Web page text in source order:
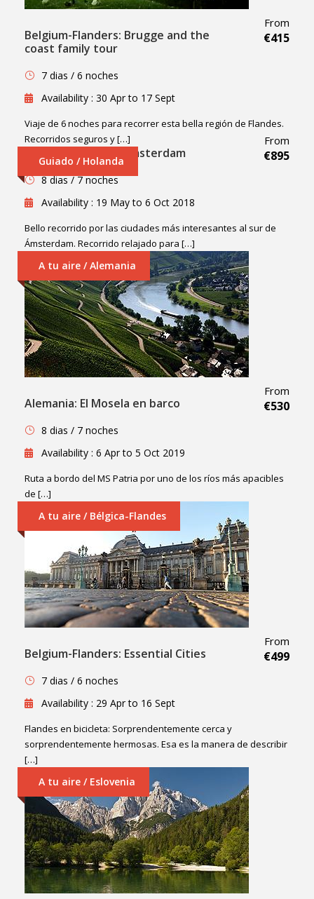
Belgium-Flanders: Brugge and the
coast family tour
From
€415
7 dias / 6 noches
Availability : 30 Apr to 17 Sept
Viaje de 6 noches para recorrer esta bella región de Flandes.
Recorridos seguros y […]
Guiado / Holanda
Holland: South of Amsterdam
From
€895
8 dias / 7 noches
Availability : 19 May to 6 Oct 2018
Bello recorrido por las ciudades más interesantes al sur de
Ámsterdam. Recorrido relajado para […]
A tu aire / Alemania
Alemania: El Mosela en barco
From
€530
8 dias / 7 noches
Availability : 6 Apr to 5 Oct 2019
Ruta a bordo del MS Patria por uno de los ríos más apacibles
de […]
A tu aire / Bélgica-Flandes
Belgium-Flanders: Essential Cities
From
€499
7 dias / 6 noches
Availability : 29 Apr to 16 Sept
Flandes en bicicleta: Sorprendentemente cerca y
sorprendentemente hermosas. Esa es la manera de describir
[…]
A tu aire / Eslovenia